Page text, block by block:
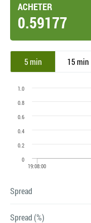
ACHETER
0.59177
5 min 15 min
Spread
Spread (%)